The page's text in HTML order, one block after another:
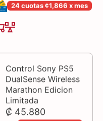
24 cuotas ¢1,866 x mes
Control Sony PS5
DualSense Wireless
Marathon Edicion
Limitada
₡ 45.880